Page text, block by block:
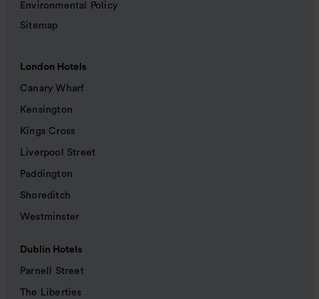
Environmental Policy
Sitemap
London Hotels
Canary Wharf
Kensington
Kings Cross
Liverpool Street
Paddington
Shoreditch
Westminster
Dublin Hotels
Parnell Street
The Liberties